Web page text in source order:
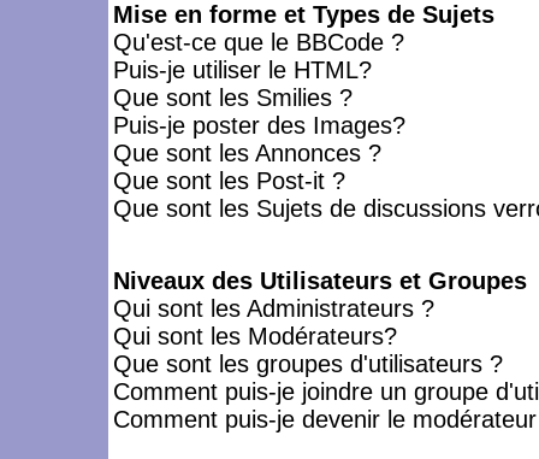
Mise en forme et Types de Sujets
Qu'est-ce que le BBCode ?
Puis-je utiliser le HTML?
Que sont les Smilies ?
Puis-je poster des Images?
Que sont les Annonces ?
Que sont les Post-it ?
Que sont les Sujets de discussions
Niveaux des Utilisateurs et Groupes
Qui sont les Administrateurs ?
Qui sont les Modérateurs?
Que sont les groupes d'utilisateurs ?
Comment puis-je joindre un groupe
Comment puis-je devenir le